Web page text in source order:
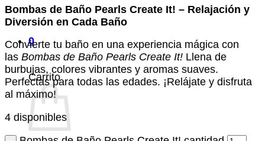
0
Carrito
Bombas de Baño Pearls Create It! – Relajación y
Diversión en Cada Baño
Convierte tu baño en una experiencia mágica con
las Bombas de Baño Pearls Create It! Llena de
burbujas, colores vibrantes y aromas suaves.
Perfectas para todas las edades. ¡Relájate y disfruta
al máximo!
4 disponibles